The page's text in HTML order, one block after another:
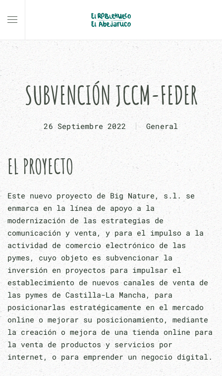
Skip to main content
SUBVENCIÓN JCCM-FEDER
26 Septiembre 2022 General
EL PROYECTO
Este nuevo proyecto de Big Nature, s.l. se
enmarca en la línea de apoyo a la
modernización de las estrategias de
comunicación y venta, y para el impulso a la
actividad de comercio electrónico de las
pymes, cuyo objeto es subvencionar la
inversión en proyectos para impulsar el
establecimiento de nuevos canales de venta de
las pymes de Castilla-La Mancha, para
posicionarlas estratégicamente en el mercado
online o mejorar su posicionamiento, mediante
la creación o mejora de una tienda online para
la venta de productos y servicios por
internet, o para emprender un negocio digital.